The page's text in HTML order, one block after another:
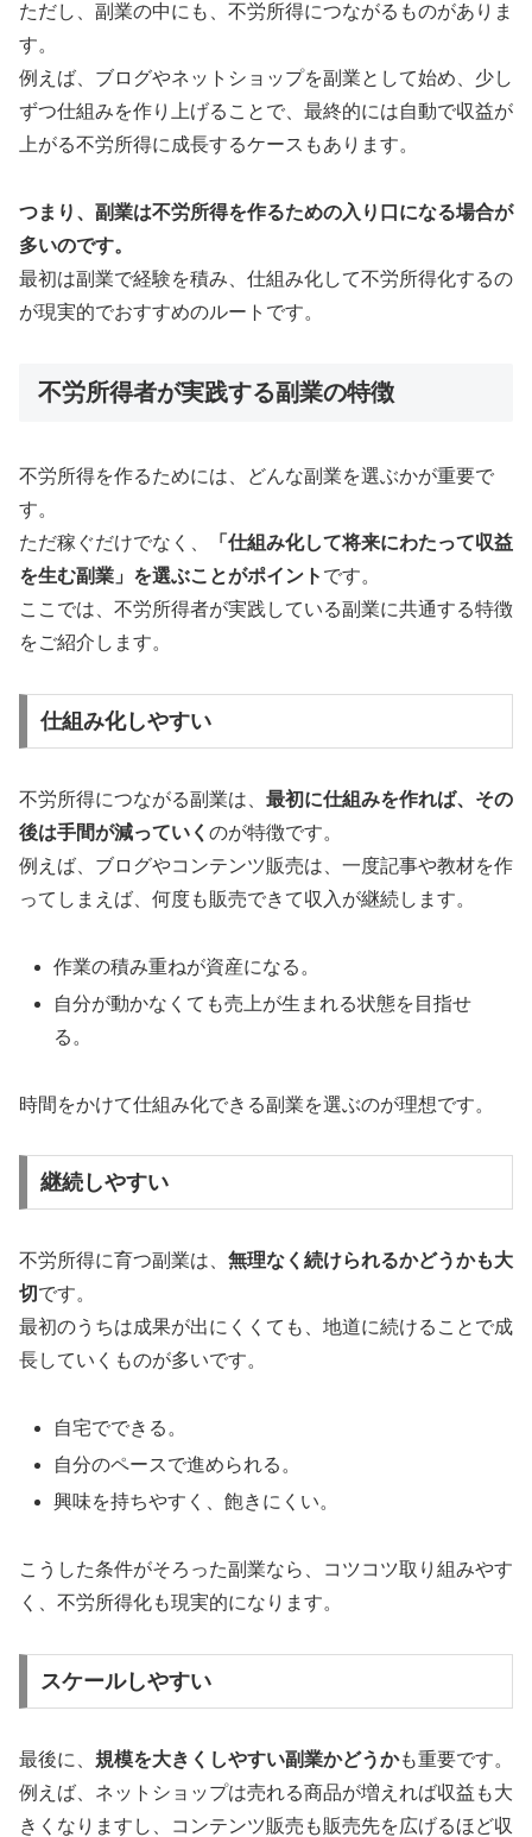
ただし、副業の中にも、不労所得につながるものがありま
す。
例えば、ブログやネットショップを副業として始め、少し
ずつ仕組みを作り上げることで、最終的には自動で収益が
上がる不労所得に成長するケースもあります。
つまり、副業は不労所得を作るための入り口になる場合が
多いのです。
最初は副業で経験を積み、仕組み化して不労所得化するの
が現実的でおすすめのルートです。
不労所得者が実践する副業の特徴
不労所得を作るためには、どんな副業を選ぶかが重要で
す。
ただ稼ぐだけでなく、
「仕組み化して将来にわたって収益
を生む副業」を選ぶことがポイント です。
ここでは、不労所得者が実践している副業に共通する特徴
をご紹介します。
仕組み化しやすい
不労所得につながる副業は、 最初に仕組みを作れば、その
後は手間が減っていく のが特徴です。
例えば、ブログやコンテンツ販売は、一度記事や教材を作
ってしまえば、何度も販売できて収入が継続します。
作業の積み重ねが資産になる。
自分が動かなくても売上が生まれる状態を目指せ
る。
時間をかけて仕組み化できる副業を選ぶのが理想です。
継続しやすい
不労所得に育つ副業は、 無理なく続けられるかどうかも大
切 です。
最初のうちは成果が出にくくても、地道に続けることで成
長していくものが多いです。
自宅でできる。
自分のペースで進められる。
興味を持ちやすく、飽きにくい。
こうした条件がそろった副業なら、コツコツ取り組みやす
く、不労所得化も現実的になります。
スケールしやすい
最後に、 規模を大きくしやすい副業かどうかも重要です。
例えば、ネットショップは売れる商品が増えれば収益も大
きくなりますし、コンテンツ販売も販売先を広げるほど収